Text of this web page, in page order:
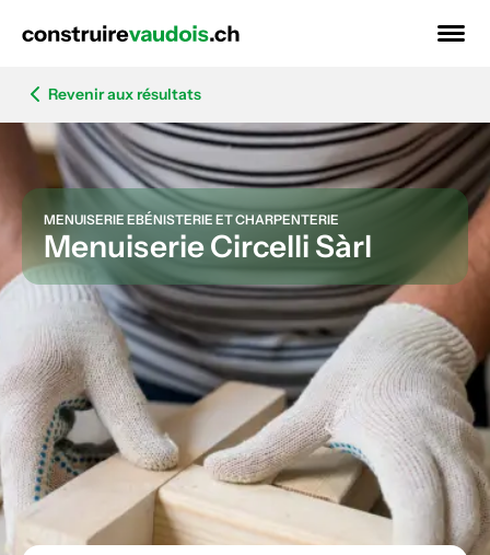
Revenir aux résultats
MENUISERIE EBÉNISTERIE ET CHARPENTERIE
Menuiserie Circelli Sàrl